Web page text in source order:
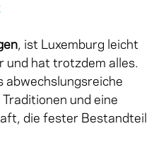
, ist Luxemburg leicht
und hat trotzdem alles.
abwechslungsreiche
und eine
die fester Bestandteil